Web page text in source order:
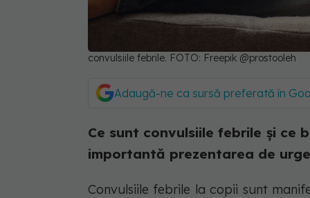
convulsiile febrile. FOTO: Freepik @prostooleh
Adaugă-ne ca sursă preferată în
Ce sunt convulsiile febrile și ce
importantă prezentarea de
Convulsiile febrile la copii sunt